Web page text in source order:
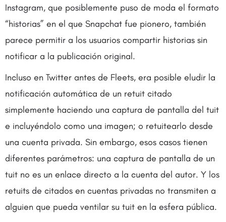
Instagram, que posiblemente puso de moda el formato
“historias” en el que Snapchat fue pionero, también
parece permitir a los usuarios compartir historias sin
notificar a la publicación original.
Incluso en Twitter antes de Fleets, era posible eludir la
notificación automática de un retuit citado
simplemente haciendo una captura de pantalla del tuit
e incluyéndolo como una imagen; o retuitearlo desde
una cuenta privada. Sin embargo, esos casos tienen
diferentes parámetros: una captura de pantalla de un
tuit no es un enlace directo a la cuenta del autor. Y los
retuits de citados en cuentas privadas no transmiten a
alguien que pueda ventilar su tuit en la esfera pública.